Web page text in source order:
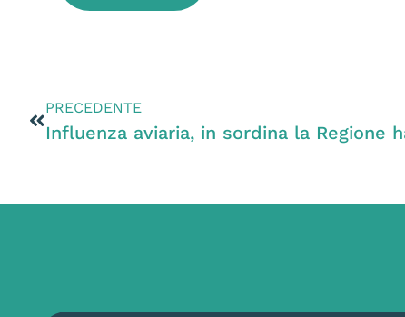
PRECEDENTE